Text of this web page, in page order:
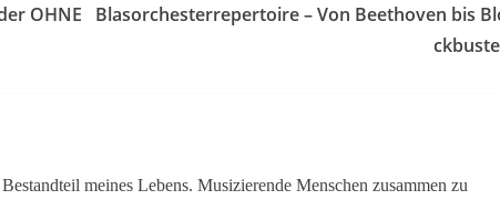
OHNE
Blasorchesterrepertoire – Von Beethoven bis
meines Lebens. Musizierende Menschen zusammen zu